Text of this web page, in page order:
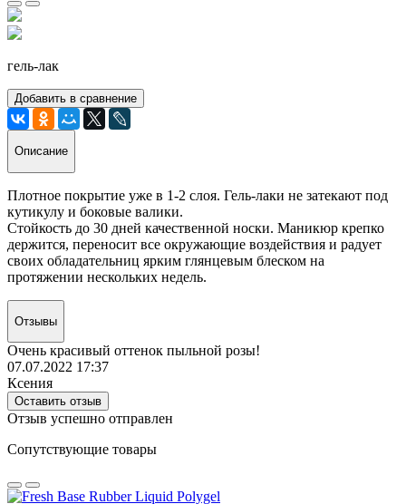
гель-лак
Добавить в сравнение
Описание
Плотное покрытие уже в 1-2 слоя. Гель-лаки не затекают под
кутикулу и боковые валики.
Стойкость до 30 дней качественной носки. Маникюр крепко
держится, переносит все окружающие воздействия и радует
своих обладательниц ярким глянцевым блеском на
протяжении нескольких недель.
Отзывы
Очень красивый оттенок пыльной розы!
07.07.2022 17:37
Ксения
Оставить отзыв
Отзыв успешно отправлен
Сопутствующие товары